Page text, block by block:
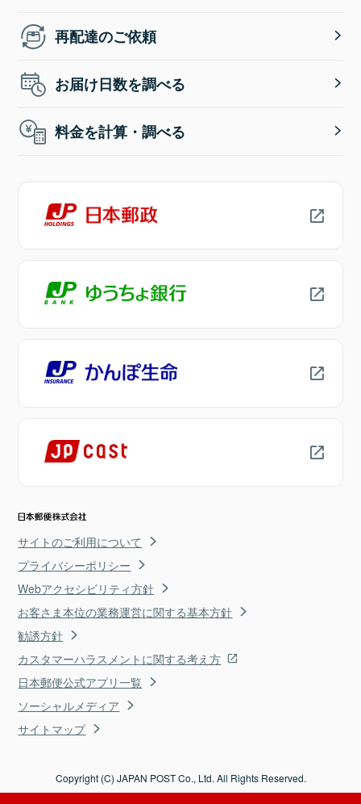
再配達のご依頼
お届け日数を調べる
料金を計算・調べる
サイトのご利用について
プライバシーポリシー
Webアクセシビリティ方針
お客さま本位の業務運営に関する基本方針
勧誘方針
カスタマーハラスメントに関する考え方
日本郵便公式アプリ一覧
ソーシャルメディア
サイトマップ
Copyright (C) JAPAN POST Co., Ltd. All Rights Reserved.